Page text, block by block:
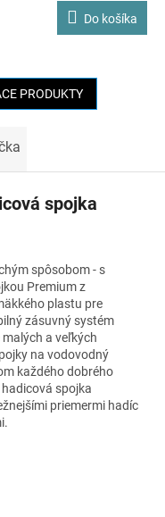
Do košíka
PRODUKTY
spojka
spôsobom - s
Premium z
plastu pre
zásuvný systém
a veľkých
na vodovodný
každého dobrého
spojka
priemermi hadíc